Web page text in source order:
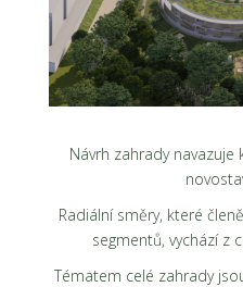
Návrh zahrady
Radiální směry, které
segmentů, vychází z
Tématem celé zahrady